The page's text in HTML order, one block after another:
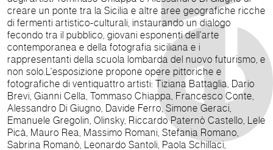
creare un ponte tra la Sicilia e altre aree geografiche ricche
di fermenti artistico-culturali, instaurando un dialogo
fecondo tra il pubblico, giovani esponenti dell'arte
contemporanea e della fotografia siciliana e i
rappresentanti della scuola lombarda del nuovo futurismo, e
non solo.L'esposizione propone opere pittoriche e
fotografiche di ventiquattro artisti: Tiziana Battaglia, Dario
Brevi, Gianni Cella, Tommaso Chiappa, Francesco Conte,
Alessandro Di Giugno, Davide Ferro, Simone Geraci,
Emanuele Gregolin, Olinsky, Riccardo Paternò Castello, Lele
Picà, Mauro Rea, Massimo Romani, Stefania Romano,
Sabrina Romanò, Leonardo Santoli, Paola Schillaci,